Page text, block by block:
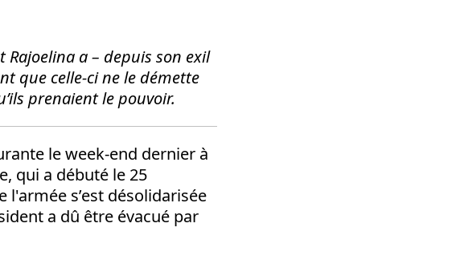
Rajoelina a – depuis son exil
que celle-ci ne le démette
ils prenaient le pouvoir.
le week-end dernier à
qui a débuté le 25
s’est désolidarisée
a dû être évacué par